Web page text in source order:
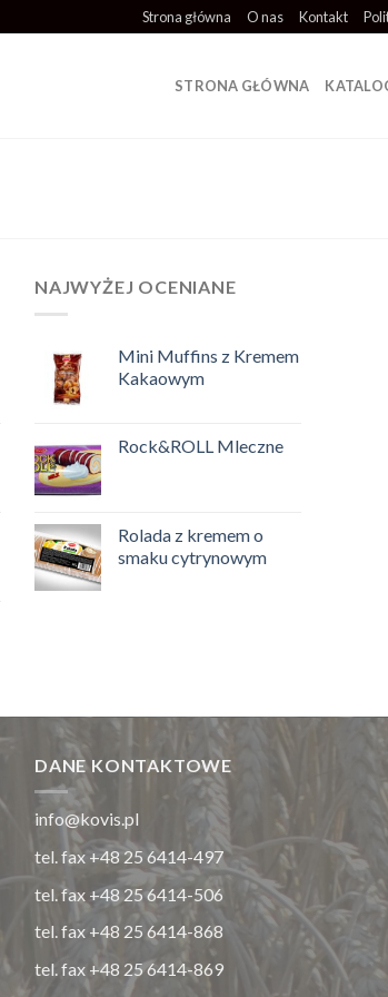
Strona główna O nas Kontakt
STRONA GŁÓWNA
NAJWYŻEJ OCENIANE
Mini Muffins z Kremem
Kakaowym
Rock&ROLL Mleczne
Rolada z kremem o
smaku cytrynowym
DANE KONTAKTOWE
info@kovis.pl
tel. fax +48 25 6414-497
tel. fax +48 25 6414-506
tel. fax +48 25 6414-868
tel. fax +48 25 6414-869